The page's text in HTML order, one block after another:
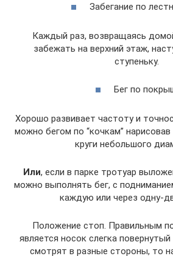
Забегание по
Каждый раз, возвращаясь
забежать на верхний этаж,
ступеньку.
Бег по
Хорошо развивает частоту и
можно бегом по “кочкам”
круги небольшого
Или, если в парке тротуар
можно выполнять бег, с
каждую или через одну-
Положение стоп. Правильным
является носок слегка повернутый
смотрят в разные стороны, то